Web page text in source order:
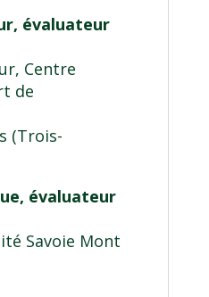
évaluateur
Centre
de
(Trois-
évaluateur
Savoie Mont